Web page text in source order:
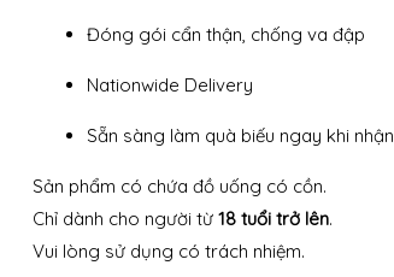
Đóng gói cẩn thận, chống va đập
Nationwide Delivery
Sẵn sàng làm quà biếu ngay khi nhận
Sản phẩm có chứa đồ uống có cồn.
Chỉ dành cho người từ 18 tuổi trở lên.
Vui lòng sử dụng có trách nhiệm.